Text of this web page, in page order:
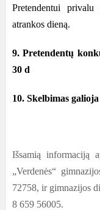
Pretendentui
atrankos dieną.
9. Pretendentų
30 d
10. Skelbimas
Išsamią informaciją
„Verdenės“
72758, ir gimnazijos
8 659 56005.